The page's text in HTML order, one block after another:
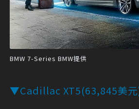
BMW 7-Series BMW提供
▼Cadillac XT5(63,845美